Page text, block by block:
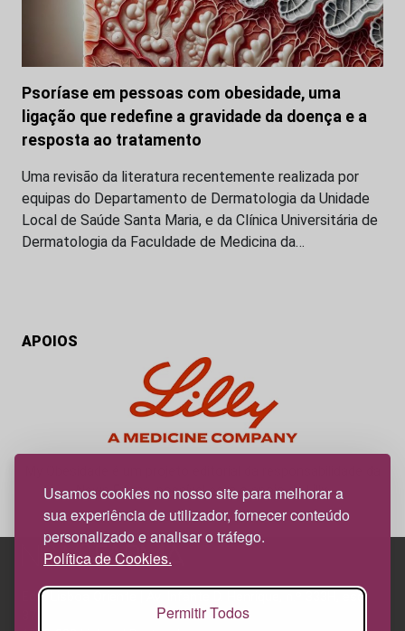
Usamos cookies no nosso site para melhorar a
sua experiência de utilizador, fornecer conteúdo
personalizado e analisar o tráfego.
Política de Cookies.
Permitir Todos
Psoríase em pessoas com obesidade, uma
ligação que redefine a gravidade da doença e a
resposta ao tratamento
Uma revisão da literatura recentemente realizada por
equipas do Departamento de Dermatologia da Unidade
Local de Saúde Santa Maria, e da Clínica Universitária de
Dermatologia da Faculdade de Medicina da…
APOIOS
News Farma, possível com o apoio da Lilly.
Edif. Lisboa Oriente | Av. Infante D. Henrique, n.º 333H, esc.